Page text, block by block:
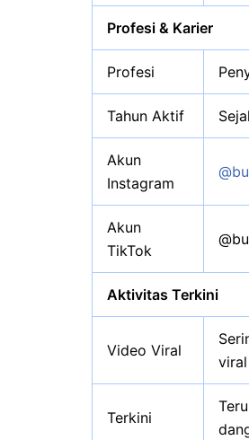
Profesi & Karier
Profesi
Tahun Aktif
Akun
Instagram
Akun
TikTok
Aktivitas Terkini
Video Viral
Terkini